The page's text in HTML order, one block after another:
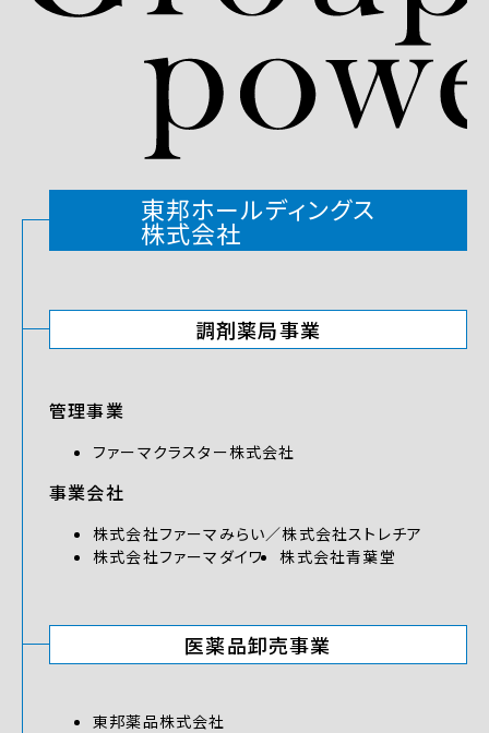
東邦ホールディングス
株式会社
調剤薬局事業
管理事業
ファーマクラスター株式会社
事業会社
株式会社ファーマみらい／株式会社ストレチア
株式会社ファーマダイワ
株式会社青葉堂
医薬品卸売事業
東邦薬品株式会社